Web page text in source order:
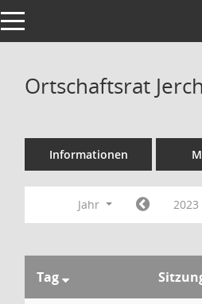
Toggle navigation
Ortschaftsrat
Informationen
Jahr 2023
Tag